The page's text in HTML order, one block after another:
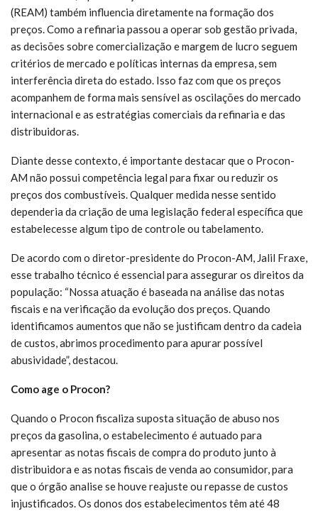
(REAM) também influencia diretamente na formação dos
preços. Como a refinaria passou a operar sob gestão privada,
as decisões sobre comercialização e margem de lucro seguem
critérios de mercado e políticas internas da empresa, sem
interferência direta do estado. Isso faz com que os preços
acompanhem de forma mais sensível as oscilações do mercado
internacional e as estratégias comerciais da refinaria e das
distribuidoras.
Diante desse contexto, é importante destacar que o Procon-
AM não possui competência legal para fixar ou reduzir os
preços dos combustíveis. Qualquer medida nesse sentido
dependeria da criação de uma legislação federal específica que
estabelecesse algum tipo de controle ou tabelamento.
De acordo com o diretor-presidente do Procon-AM, Jalil Fraxe,
esse trabalho técnico é essencial para assegurar os direitos da
população: “Nossa atuação é baseada na análise das notas
fiscais e na verificação da evolução dos preços. Quando
identificamos aumentos que não se justificam dentro da cadeia
de custos, abrimos procedimento para apurar possível
abusividade”, destacou.
Como age o Procon?
Quando o Procon fiscaliza suposta situação de abuso nos
preços da gasolina, o estabelecimento é autuado para
apresentar as notas fiscais de compra do produto junto à
distribuidora e as notas fiscais de venda ao consumidor, para
que o órgão analise se houve reajuste ou repasse de custos
injustificados. Os donos dos estabelecimentos têm até 48